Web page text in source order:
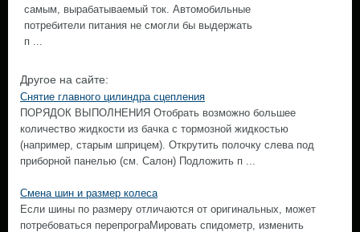
самым, вырабатываемый ток. Автомобильные
потребители питания не смогли бы выдержать
п ...
Другое на сайте:
Снятие главного цилиндра сцепления
ПОРЯДОК ВЫПОЛНЕНИЯ Отобрать возможно большее
количество жидкости из бачка с тормозной жидкостью
(например, старым шприцем). Открутить полочку слева под
приборной панелью (см. Салон) Подложить п ...
Смена шин и размер колеса
Если шины по размеру отличаются от оригинальных, может
потребоваться перепрограМировать спидометр, изменить